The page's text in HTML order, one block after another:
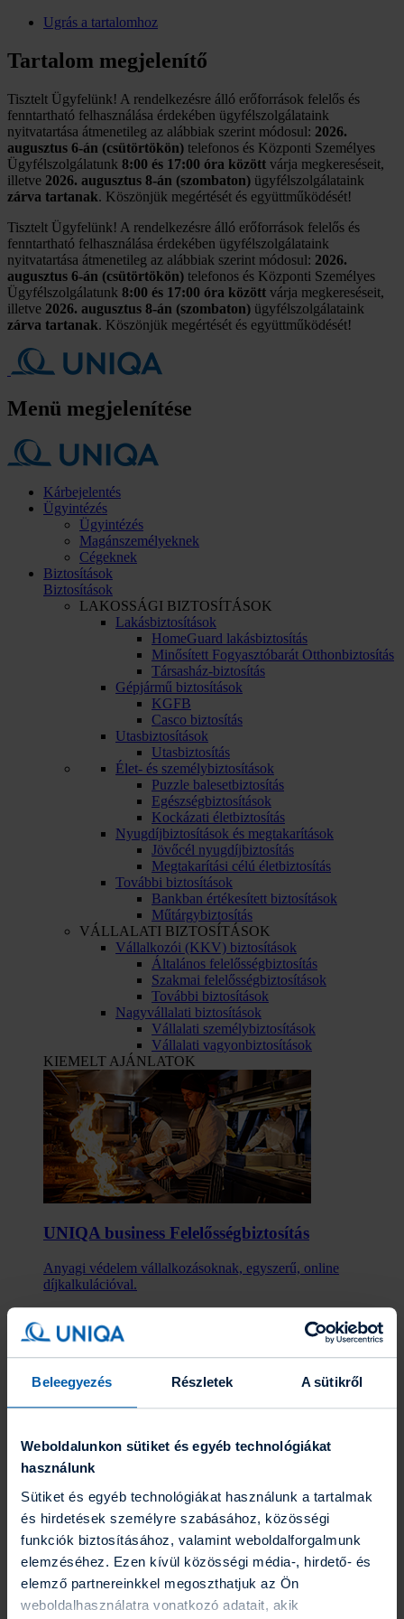
Beleegyezés Részletek A sütikről
Weboldalunkon sütiket és egyéb technológiákat
használunk
Sütiket és egyéb technológiákat használunk a tartalmak
és hirdetések személyre szabásához, közösségi
funkciók biztosításához, valamint weboldalforgalmunk
elemzéséhez. Ezen kívül közösségi média-, hirdető- és
elemző partnereinkkel megoszthatjuk az Ön
weboldalhasználatra vonatkozó adatait, akik
Ugrás a tartalomhoz
Tartalom megjelenítő
Tisztelt Ügyfelünk! A rendelkezésre álló erőforrások felelős és
fenntartható felhasználása érdekében ügyfélszolgálataink
nyitvatartása átmenetileg az alábbiak szerint módosul: 2026.
augusztus 6-án (csütörtökön) telefonos és Központi Személyes
Ügyfélszolgálatunk 8:00 és 17:00 óra között várja megkereséseit,
illetve 2026. augusztus 8-án (szombaton) ügyfélszolgálataink
zárva tartanak. Köszönjük megértését és együttműködését!
Tisztelt Ügyfelünk! A rendelkezésre álló erőforrások felelős és
fenntartható felhasználása érdekében ügyfélszolgálataink
nyitvatartása átmenetileg az alábbiak szerint módosul: 2026.
augusztus 6-án (csütörtökön) telefonos és Központi Személyes
Ügyfélszolgálatunk 8:00 és 17:00 óra között várja megkereséseit,
illetve 2026. augusztus 8-án (szombaton) ügyfélszolgálataink
zárva tartanak. Köszönjük megértését és együttműködését!
Menü megjelenítése
Kárbejelentés
Ügyintézés
Ügyintézés
Magánszemélyeknek
Cégeknek
Biztosítások
Biztosítások
LAKOSSÁGI BIZTOSÍTÁSOK
Lakásbiztosítások
HomeGuard lakásbiztosítás
Minősített Fogyasztóbarát Otthonbiztosítás
Társasház-biztosítás
Gépjármű biztosítások
KGFB
Casco biztosítás
Utasbiztosítások
Utasbiztosítás
Élet- és személybiztosítások
Puzzle balesetbiztosítás
Egészségbiztosítások
Kockázati életbiztosítás
Nyugdíjbiztosítások és megtakarítások
Jövőcél nyugdíjbiztosítás
Megtakarítási célú életbiztosítás
További biztosítások
Bankban értékesített biztosítások
Műtárgybiztosítás
VÁLLALATI BIZTOSÍTÁSOK
Vállalkozói (KKV) biztosítások
Általános felelősségbiztosítás
Szakmai felelősségbiztosítások
További biztosítások
Nagyvállalati biztosítások
Vállalati személybiztosítások
Vállalati vagyonbiztosítások
KIEMELT AJÁNLATOK
UNIQA business Felelősség­biztosítás
Anyagi védelem vállalkozásoknak, egyszerű, online
díjkalkulációval.
Befektetések
Eszközalapok
Portfólió varázsló
Fenntarthatóság
Az UNIQA-ról
Hírek
Üzleti jelentések
Karrier
Gyakornoki program
Blog
Energetikai szakreferensi jelentés
Együttműködő partnereink
ESG törekvéseink
Kapcsolat
Kapcsolat